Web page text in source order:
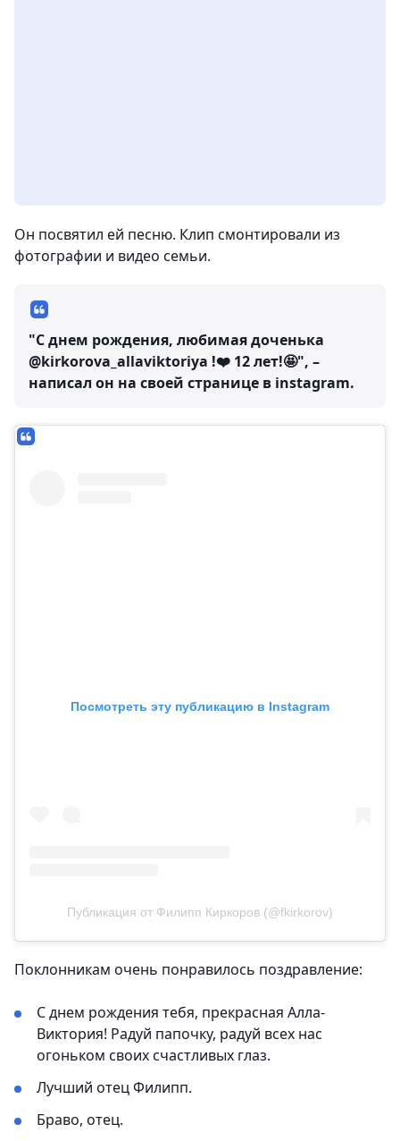
Он посвятил ей песню. Клип смонтировали из
фотографии и видео семьи.
"С днем рождения, любимая доченька
@kirkorova_allaviktoriya !❤️ 12 лет!🤩", –
написал он на своей странице в instagram.
Посмотреть эту публикацию в Instagram
Публикация от Филипп Киркоров (@fkirkorov)
Поклонникам очень понравилось поздравление:
С днем рождения тебя, прекрасная Алла-
Виктория! Радуй папочку, радуй всех нас
огоньком своих счастливых глаз.
Лучший отец Филипп.
Браво, отец.